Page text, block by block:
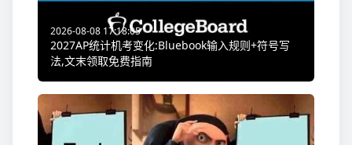
2026-08-08 17:18:05
2027AP统计机考变化:Bluebook输入规则+符号写
法,文末领取免费指南